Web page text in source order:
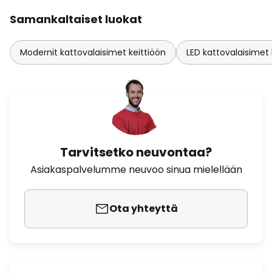
Samankaltaiset luokat
Modernit kattovalaisimet keittiöön LED
Tarvitsetko neuvontaa?
Asiakaspalvelumme neuvoo sinua mielellään
Ota yhteyttä